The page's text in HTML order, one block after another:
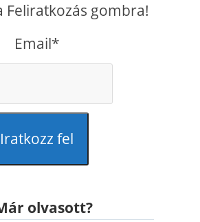
Feliratkozás gombra!
Email*
Iratkozz fel
olvasott?